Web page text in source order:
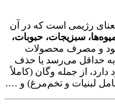
رژیمی است که در آن
سبزیجات، حبوبات،
و مصرف محصولات
به حداقل می‌رسد یا حذف
از جمله وگان (کاملاً
لبنیات و تخم‌مرغ) و ….